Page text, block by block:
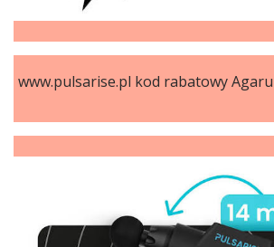
www.pulsarise.pl kod rabatowy